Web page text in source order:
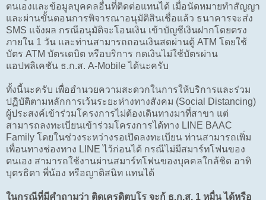
ตนเองและข้อมูลบุคคลอื่นที่ติดต่อแทนได้ เมื่อนัดหมายทำสัญญา
และผ่านขั้นตอนการพิจารณาอนุมัติสินเชื่อแล้ว ธนาคารจะส่ง
SMS แจ้งผล กรณีอนุมัติจะโอนเงิน เข้าบัญชีเงินฝากโดยตรง
ภายใน 1 วัน และท่านสามารถถอนเงินสดผ่านตู้ ATM โดยใช้
บัตร ATM บัตรเดบิต หรือบริการ กดเงินไม่ใช้บัตรผ่าน
แอปพลิเคชัน ธ.ก.ส. A-Mobile ได้นะครับ
ทั้งนี้นะครับ เพื่ออำนวยความสะดวกในการให้บริการและร่วม
ปฏิบัติตามหลักการเว้นระยะห่างทางสังคม (Social Distancing)
ผู้ประสงค์เข้าร่วมโครงการไม่ต้องเดินทางมาที่สาขา แต่
สามารถลงทะเบียนเข้าร่วมโครงการได้ทาง LINE BAAC
Family โดยในช่วงระหว่างรอเปิดลงทะเบียน ท่านสามารถเพิ่ม
เพื่อนทางช่องทาง LINE ไว้ก่อนได้ กรณีไม่มีสมาร์ทโฟนของ
ตนเอง สามารถใช้งานผ่านสมาร์ทโฟนของบุคคลใกล้ชิด อาทิ
บุตรธิดา พี่น้อง หรือญาติสนิท แทนได้
ในกรณีที่มีคำถามว่า ติดเครดิตบูโร จะกู้ ธ.ก.ส. 1 หมื่น ได้หรือ